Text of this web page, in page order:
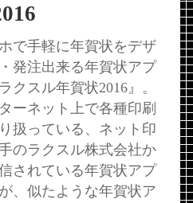
で手軽に年賀状をデザ
発注出来る年賀状アプ
クスル年賀状2016』。
ーネット上で各種印刷
扱っている、ネット印
のラクスル株式会社か
されている年賀状アプ
、似たような年賀状ア